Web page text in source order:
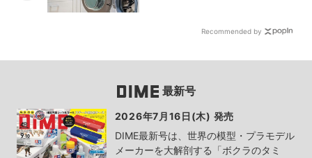
Recommended by
最新号
2026年7月16日(木) 発売
DIME最新号は、世界の模型・プラモデル
メーカーを大解剖する「ボクラのタミ